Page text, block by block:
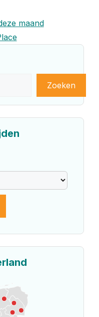
maand
Zoeken